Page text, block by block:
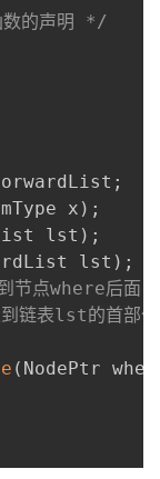
数的声明 */
;
x ) ;
lst ) ;
lst ) ;
节点where后面
链表lst的首部作
( NodePtr